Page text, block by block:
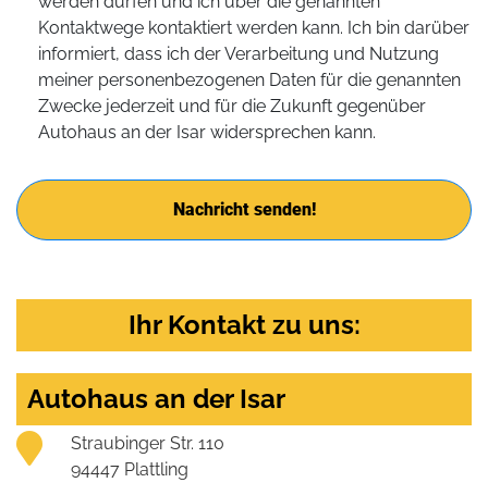
Kontaktwege kontaktiert werden kann. Ich bin darüber
informiert, dass ich der Verarbeitung und Nutzung
meiner personenbezogenen Daten für die genannten
Zwecke jederzeit und für die Zukunft gegenüber
Autohaus an der Isar widersprechen kann.
Nachricht senden!
Ihr Kontakt zu uns:
Autohaus an der Isar
Straubinger Str. 110
94447 Plattling